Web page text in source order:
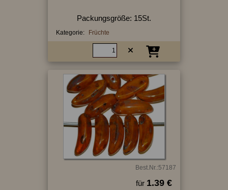
Packungsgröße: 15St.
Kategorie: Früchte
Best.Nr.:57187
für 1.39 €